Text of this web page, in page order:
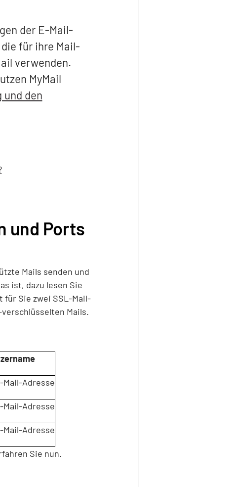
der E-Mail-
für ihre Mail-
verwenden.
MyMail
und den
und Ports
Mails senden und
ist, dazu lesen Sie
Sie zwei SSL-Mail-
Mails.
Mail-Adresse
Mail-Adresse
Mail-Adresse
Sie nun.